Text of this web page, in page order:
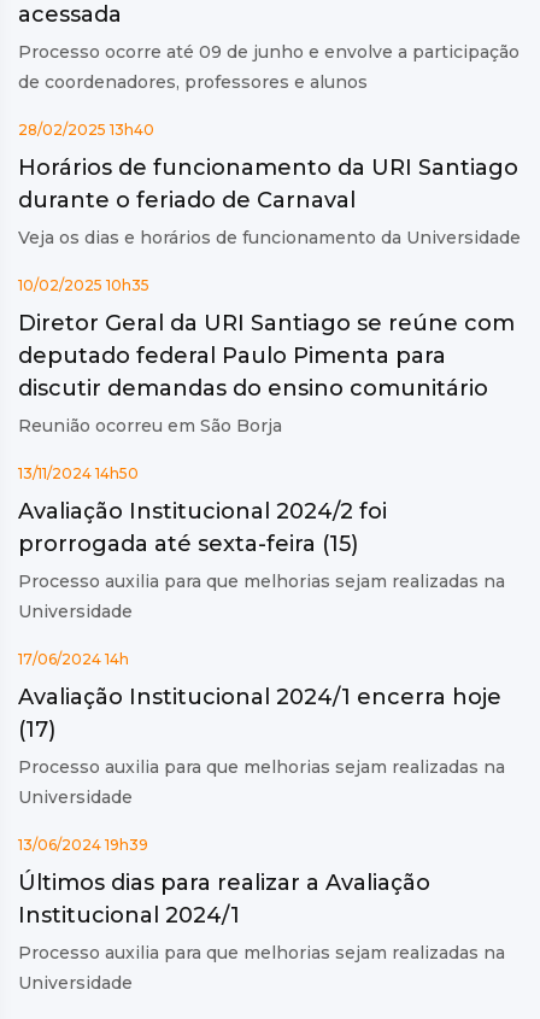
acessada
Processo ocorre até 09 de junho e envolve a participação
de coordenadores, professores e alunos
28/02/2025 13h40
Horários de funcionamento da URI Santiago
durante o feriado de Carnaval
Veja os dias e horários de funcionamento da Universidade
10/02/2025 10h35
Diretor Geral da URI Santiago se reúne com
deputado federal Paulo Pimenta para
discutir demandas do ensino comunitário
Reunião ocorreu em São Borja
13/11/2024 14h50
Avaliação Institucional 2024/2 foi
prorrogada até sexta-feira (15)
Processo auxilia para que melhorias sejam realizadas na
Universidade
17/06/2024 14h
Avaliação Institucional 2024/1 encerra hoje
(17)
Processo auxilia para que melhorias sejam realizadas na
Universidade
13/06/2024 19h39
Últimos dias para realizar a Avaliação
Institucional 2024/1
Processo auxilia para que melhorias sejam realizadas na
Universidade